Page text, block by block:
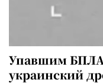
Упавшим БПЛА
украинский